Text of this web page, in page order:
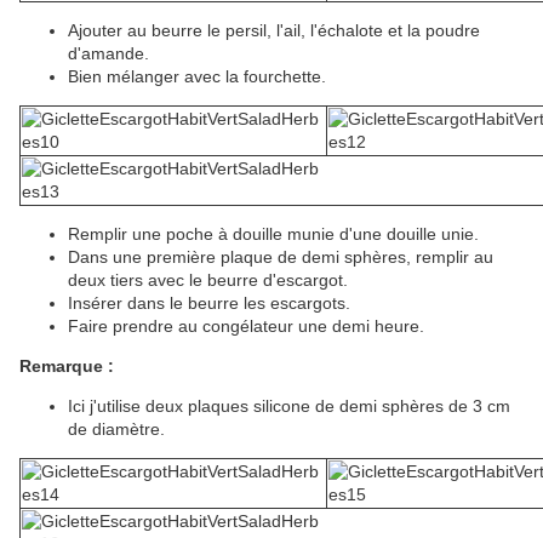
Ajouter au beurre le persil, l'ail, l'échalote et la poudre
d'amande.
Bien mélanger avec la fourchette.
Remplir une poche à douille munie d'une douille unie.
Dans une première plaque de demi sphères, remplir au
deux tiers avec le beurre d'escargot.
Insérer dans le beurre les escargots.
Faire prendre au congélateur une demi heure.
Remarque :
Ici j'utilise deux plaques silicone de demi sphères de 3 cm
de diamètre.